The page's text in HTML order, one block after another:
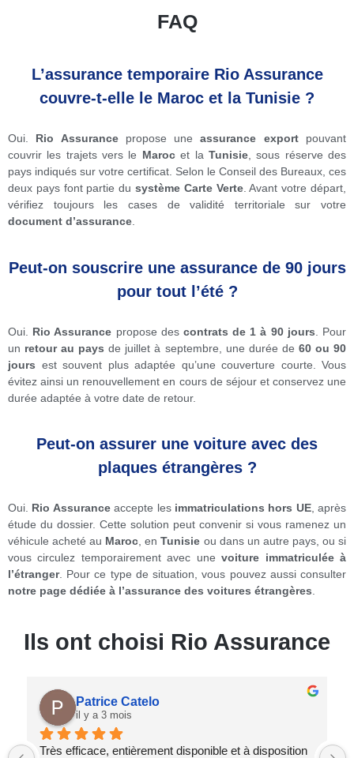
FAQ
L’assurance temporaire Rio Assurance
couvre-t-elle le Maroc et la Tunisie ?
Oui. Rio Assurancepropose uneassurance export pouvant
couvrir les trajets vers le Marocet la Tunisie, sous réserve des
pays indiqués sur votre certificat. Selon le Conseil des Bureaux, ces
deux pays font partie du système Carte Verte. Avant votre départ,
vérifiez toujours les cases de validité territoriale sur votre
document d’assurance.
Peut-on souscrire une assurance de 90 jours
pour tout l’été ?
Oui. Rio Assurance propose des contrats de 1 à 90 jours . Pour
un retour au pays de juillet à septembre, une durée de 60 ou 90
jours est souvent plus adaptée qu’une couverture courte. Vous
évitez ainsi un renouvellement en cours de séjour et conservez une
durée adaptée à votre date de retour.
Peut-on assurer une voiture avec des
plaques étrangères ?
Oui. Rio Assuranceaccepte les immatriculations hors UE, après
étude du dossier. Cette solution peut convenir si vous ramenez un
véhicule acheté au Maroc , enTunisie ou dans un autre pays, ou si
vous circulez temporairement avec unevoiture immatriculée à
l’étranger. Pour ce type de situation, vous pouvez aussi consulter
notre page dédiée à l’assurance des voitures étrangères
Ils ont choisi Rio Assurance
Patrice Catelo
il y a 3 mois
Très efficace, entièrement disponible et à disposition